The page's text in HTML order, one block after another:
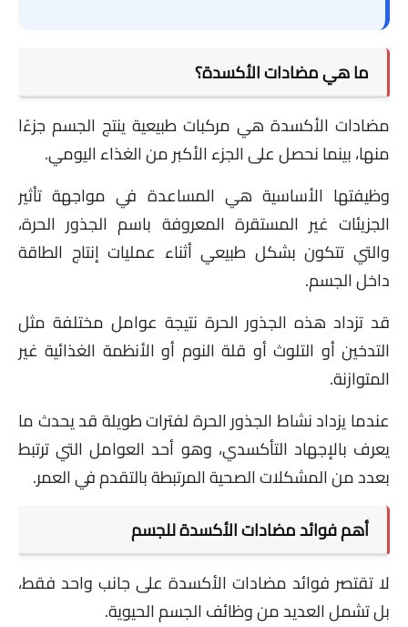
ما هي مضادات الأكسدة؟
مضادات الأكسدة هي مركبات طبيعية ينتج الجسم جزءًا
منها، بينما نحصل على الجزء الأكبر من الغذاء اليومي.
وظيفتها الأساسية هي المساعدة في مواجهة تأثير
الجزيئات غير المستقرة المعروفة باسم الجذور الحرة،
والتي تتكون بشكل طبيعي أثناء عمليات إنتاج الطاقة
داخل الجسم.
قد تزداد هذه الجذور الحرة نتيجة عوامل مختلفة مثل
التدخين أو التلوث أو قلة النوم أو الأنظمة الغذائية غير
المتوازنة.
عندما يزداد نشاط الجذور الحرة لفترات طويلة قد يحدث ما
يعرف بالإجهاد التأكسدي، وهو أحد العوامل التي ترتبط
بعدد من المشكلات الصحية المرتبطة بالتقدم في العمر.
أهم فوائد مضادات الأكسدة للجسم
لا تقتصر فوائد مضادات الأكسدة على جانب واحد فقط،
بل تشمل العديد من وظائف الجسم الحيوية.